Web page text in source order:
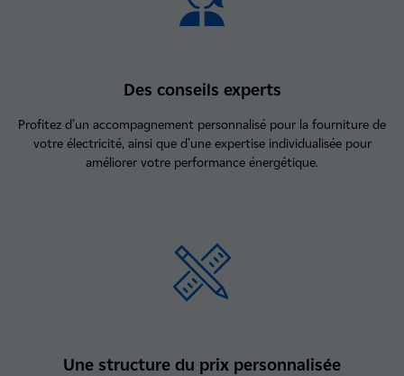
Des conseils experts
Profitez d’un accompagnement personnalisé pour la fourniture de
votre électricité, ainsi que d'une expertise individualisée pour
améliorer votre performance énergétique.
Une structure du prix personnalisée